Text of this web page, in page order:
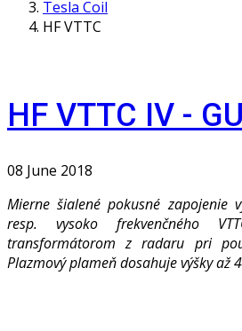
Tesla Coil
HF VTTC
HF VTTC IV -
08 June 2018
Mierne šialené pokusné zapojenie
resp. vysoko frekvenčného
transformátorom z radaru pri
Plazmový plameň dosahuje výšky až